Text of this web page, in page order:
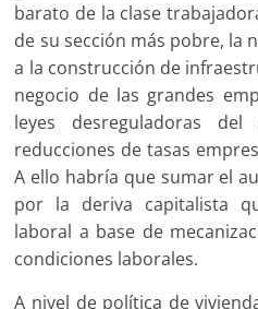
barato de la clase
de su sección más pobre, la
a la construcción de
negocio de las grandes
leyes desreguladoras
reducciones de tasas
A ello habría que sumar el
por la deriva capitalista
laboral a base de
condiciones laborales.
A nivel de política de